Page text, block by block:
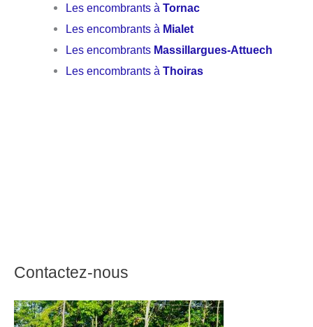
Les encombrants àTornac
Les encombrants à Mialet
Les encombrants Massillargues-Attuech
Les encombrants àThoiras
Contactez-nous